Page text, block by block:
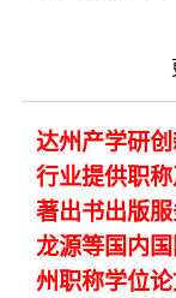
达州产学研
行业提供职
著出书出版
龙源等国内
州职称学位